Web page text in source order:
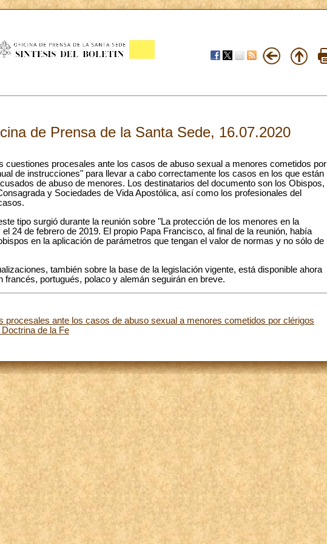
de Prensa de la Santa Sede, 16.07.2020
cuestiones procesales ante los casos de abuso sexual a menores cometidos por
de instrucciones" para llevar a cabo correctamente los casos en los que están
de abuso de menores. Los destinatarios del documento son los Obispos,
y Sociedades de Vida Apostólica, así como los profesionales del
tipo surgió durante la reunión sobre "La protección de los menores en la
24 de febrero de 2019. El propio Papa Francisco, al final de la reunión, había
en la aplicación de parámetros que tengan el valor de normas y no sólo de
también sobre la base de la legislación vigente, está disponible ahora
portugués, polaco y alemán seguirán en breve.
procesales ante los casos de abuso sexual a menores cometidos por clérigos
de la Fe